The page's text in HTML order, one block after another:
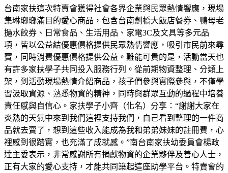
台南家扶這次特賣會獲得社會各界企業與民眾熱情響應，現場
集琳瑯瑯滿目的愛心商品，包含台南劍橋大飯店餐券、鴨母老
撾水餃券、日常食品、生活用品、家電3C及文具等多元品
項，皆以公益結優惠價格提供民眾熱情響應，吸引市民前來尋
寶，同時消費優惠價格提供公益。難能可貴的是，活動當天也
有許多家扶學子共同投入服務行列。從前期物資整理、分類上
架，到活動現場熱情介紹商品，孩子們參與實際參與，不僅學
習汲取資源、熟悉物資的精神，同時與群眾互動的過程中培養
責任感與自信心。家扶學子小齊（化名）分享：“謝謝大家在
炎熱的天氣中來到我們這裡支持我們，自己看到整理的一件商
品就去賣了，想到這些收入能成為我和弟弟妹妹的註冊費，心
裡感到很踏實，也充滿了成就感。”南台南家扶幼委員會楊政
達主委表示，非常感謝所有捐獻物資的企業夥伴及善心人士，
正有大家的愛心支持，才能共同築起這座助學平台。特賣會的